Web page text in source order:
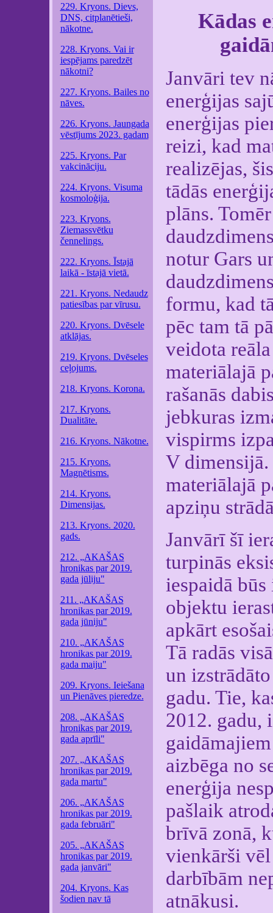
229. Kryons. Dievs,
DNS, citplanētieši,
nākotne.
228. Kryons. Vai ir
iespējams paredzēt
nākotni?
227. Kryons. Bailes no
nāves.
226. Kryons. Jaungada
vēstījums 2023. gadam
225. Kryons. Par
vakcināciju.
224. Kryons. Visuma
kosmoloģija.
223. Kryons.
Ziemassvētku
čennelings.
222. Kryons. Īstajā
laikā - īstajā vietā.
221. Kryons. Nedaudz
patiesības par vīrusu.
220. Kryons. Dvēsele
atklājas.
219. Kryons. Dvēseles
ceļojums.
218. Kryons. Korona.
217. Kryons.
Dualitāte.
216. Kryons. Nākotne.
215. Kryons.
Magnētisms.
214. Kryons.
Dimensijas.
213. Kryons. 2020.
gads.
212. „AKAŠAS
hronikas par 2019.
gada jūliju"
211. „AKAŠAS
hronikas par 2019.
gada jūniju"
210. „AKAŠAS
hronikas par 2019.
gada maiju"
209. Kryons. Ieiešana
un Pienāves pieredze.
208. „AKAŠAS
hronikas par 2019.
gada aprīli"
207. „AKAŠAS
hronikas par 2019.
gada martu"
206. „AKAŠAS
hronikas par 2019.
gada februāri"
205. „AKAŠAS
hronikas par 2019.
gada janvāri"
204. Kryons. Kas
šodien nav tā
Kādas
Janvāri tev
enerģijas
enerģijas
reizi, kad
realizējas,
tādās
plāns.
notur Gars
formu, kad
pēc tam tā
veidota
materiālajā
rašanās
jebkuras
vispirms
V dimensijā.
materiālajā
apziņu
Janvārī šī
turpinās
iespaidā
objektu
apkārt
Tā radās
un
gadu. Tie,
2012. gadu,
aizbēga no
enerģija
pašlaik
brīvā zonā,
vienkārši
darbībām
atnākusi.